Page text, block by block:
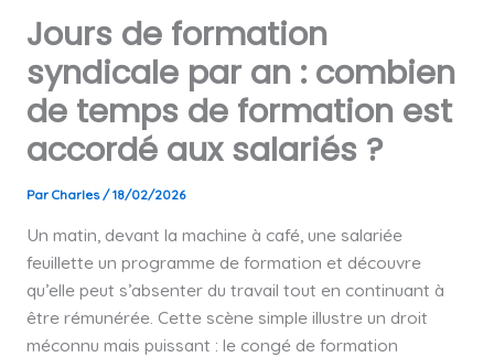
Jours de formation
syndicale par an : combien
de temps de formation est
accordé aux salariés ?
Par Charles/18/02/2026
Un matin, devant la machine à café, une salariée
feuillette un programme de formation et découvre
qu’elle peut s’absenter du travail tout en continuant à
être rémunérée. Cette scène simple illustre un droit
méconnu mais puissant : le congé de formation